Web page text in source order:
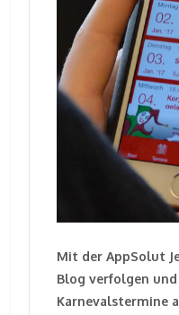
Mit der AppSolut
Blog verfolgen
Karnevalstermine